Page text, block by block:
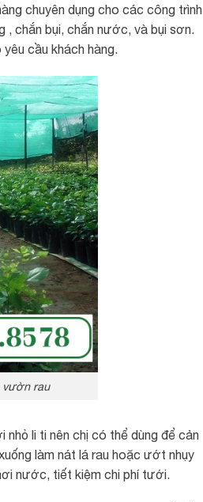
chuyên dụng cho các công trình
chắn bụi, chắn nước, và bụi sơn.
cầu khách hàng.
vườn rau
li ti nên chị có thể dùng để cản
làm nát lá rau hoặc ướt nhụy
nước, tiết kiệm chi phí tưới.